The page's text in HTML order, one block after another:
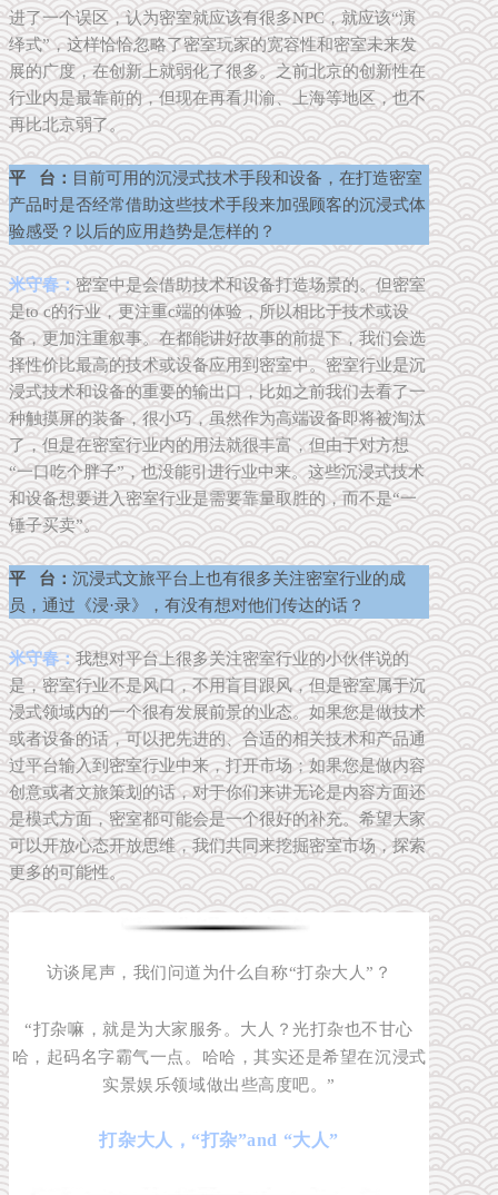
进了一个误区，认为密室就应该有很多NPC，就应该“演
绎式”，这样恰恰忽略了密室玩家的宽容性和密室未来发
展的广度，在创新上就弱化了很多。之前北京的创新性在
行业内是最靠前的，但现在再看川渝、上海等地区，也不
再比北京弱了。
平 台： 目前可用的沉浸式技术手段和设备，在打造密室
产品时是否经常借助这些技术手段来加强顾客的沉浸式体
验感受？以后的应用趋势是怎样的？
米守春：密室中是会借助技术和设备打造场景的。但密室
是to c的行业，更注重c端的体验，所以相比于技术或设
备，更加注重叙事。在都能讲好故事的前提下，我们会选
择性价比最高的技术或设备应用到密室中。密室行业是沉
浸式技术和设备的重要的输出口，比如之前我们去看了一
种触摸屏的装备，很小巧，虽然作为高端设备即将被淘汰
了，但是在密室行业内的用法就很丰富，但由于对方想
“一口吃个胖子”，也没能引进行业中来。这些沉浸式技术
和设备想要进入密室行业是需要靠量取胜的，而不是“一
锤子买卖”。
平 台： 沉浸式文旅平台上也有很多关注密室行业的成
员，通过《浸·录》，有没有想对他们传达的话？
米守春：我想对平台上很多关注密室行业的小伙伴说的
是，密室行业不是风口，不用盲目跟风，但是密室属于沉
浸式领域内的一个很有发展前景的业态。如果您是做技术
或者设备的话，可以把先进的、合适的相关技术和产品通
过平台输入到密室行业中来，打开市场；如果您是做内容
创意或者文旅策划的话，对于你们来讲无论是内容方面还
是模式方面，密室都可能会是一个很好的补充。希望大家
可以开放心态开放思维，我们共同来挖掘密室市场，探索
更多的可能性。
访谈尾声，我们问道为什么自称“打杂大人”？
“打杂嘛，就是为大家服务。大人？光打杂也不甘心
哈，起码名字霸气一点。哈哈，其实还是希望在沉浸式
实景娱乐领域做出些高度吧。”
打杂大人，“打杂”and “大人”